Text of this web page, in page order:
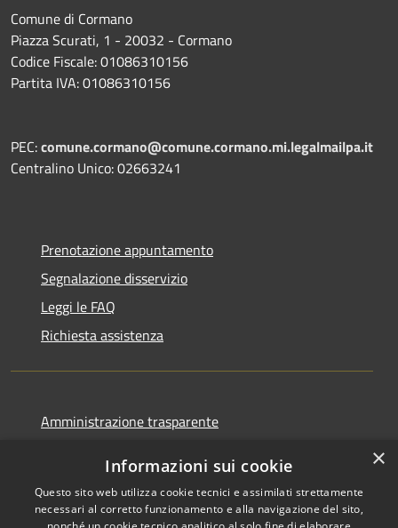
Comune di Cormano
Piazza Scurati, 1 - 20032 - Cormano
Codice Fiscale: 01086310156
Partita IVA: 01086310156
PEC:comune.cormano@comune.cormano.mi.legalmailpa.it
Centralino Unico: 02663241
Prenotazione appuntamento
Segnalazione disservizio
Leggi le FAQ
Richiesta assistenza
Amministrazione trasparente
Dichiarazione di accessibilità
×
Informazioni sui cookie
Questo sito web utilizza cookie tecnici e assimilati strettamente
necessari al corretto funzionamento e alla navigazione del sito,